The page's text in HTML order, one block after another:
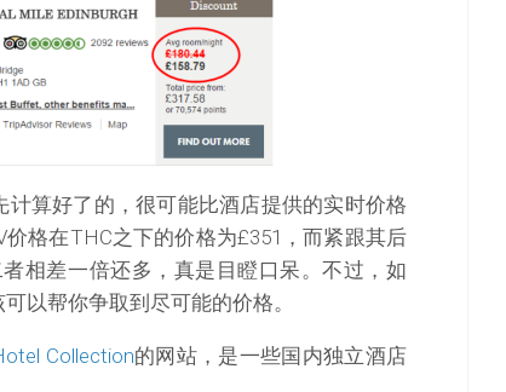
算好了的，很可能比酒店提供的实时价格
格在THC之下的价格为£351，而紧跟其后
相差一倍还多，真是目瞪口呆。不过，如
以帮你争取到尽可能的价格。
Collection的网站，是一些国内独立酒店